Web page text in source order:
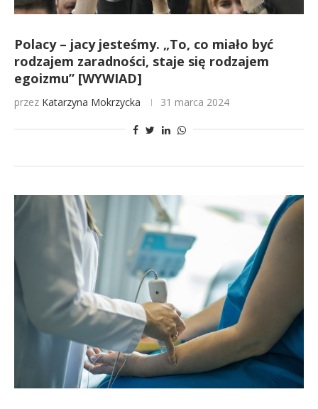
Polacy – jacy jesteśmy. „To, co miało być
rodzajem zaradności, staje się rodzajem
egoizmu” [WYWIAD]
przez Katarzyna Mokrzycka 31 marca 2024